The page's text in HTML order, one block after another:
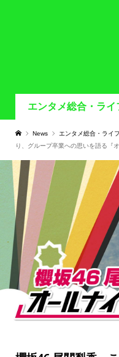
エンタメ総合・ライ
News エンタメ総合・ライフ
り、グループ卒業への思いを語る『